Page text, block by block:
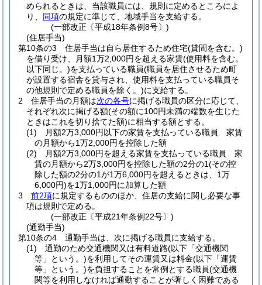
められるときは、当該職員には、規則に定めるところによ
り、 同項の規定に準じて、地域手当を支給する。
(一部改正〔平成18年条例8号〕)
(住居手当)
第10条の3
住居手当は自ら居住するため住宅(貸間を含む。)
を借り受け、月額1万2,000円を超える家賃(使用料を含む。
以下同じ。)を支払っている職員(職員を居住させるため町
が設置する宿舎を貸与され、使用料を支払っている職員そ
の他規則で定める職員を除く。)に支給する。
2
住居手当の月額は次の各号に掲げる職員の区分に応じて、
それぞれ次に掲げる額(その額に100円未満の端数を生じた
ときはこれを切り捨てた額)に相当する額とする。
(1)
月額2万3,000円以下の家賃を支払っている職員 家賃
の月額から1万2,000円を控除した額
(2)
月額2万3,000円を超える家賃を支払っている職員 家
賃の月額から2万3,000円を控除した額の2分の1(その控
除した額の2分の1が1万6,000円を超えるときは、1万
6,000円)を1万1,000円に加算した額
3
前2項に規定するもののほか、住居の支給に関し必要な事
項は規則で定める。
(一部改正〔平成21年条例22号〕)
(通勤手当)
第10条の4
通勤手当は、次に掲げる職員に支給する。
(1)
通勤のため交通機関又は有料道路(以下「交通機関
等」という。)を利用してその運賃又は料金(以下「運賃
等」という。)を負担することを常例とする職員(交通機
関等を利用しなければ通勤することが著しく困難である